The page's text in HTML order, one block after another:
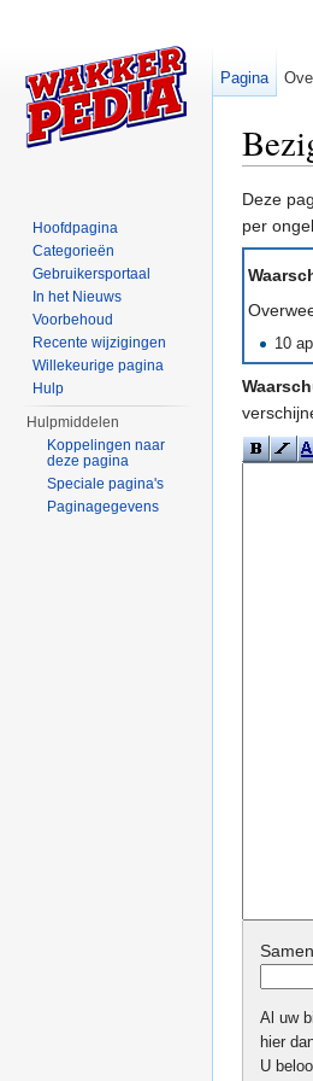
Deze
per
10
Al uw
hier
U
Pagina
Hoofdpagina
Categorieën
Gebruikersportaal
In het Nieuws
Voorbehoud
Recente wijzigingen
Willekeurige pagina
Hulp
Hulpmiddelen
Koppelingen naar
deze pagina
Speciale pagina's
Paginagegevens